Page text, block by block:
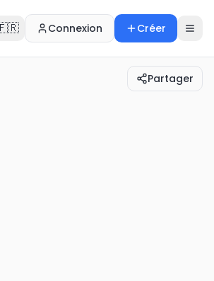
Connexion Créer
Partager
chimique suspectée …